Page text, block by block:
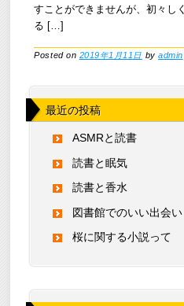
すことができませんが、初々し
る […]
Posted on 2019年1月11日 byadmin
最近の投稿
ASMRと読書
読書と眠気
読書と香水
図書館でのいい出会い
桜に関する小説って